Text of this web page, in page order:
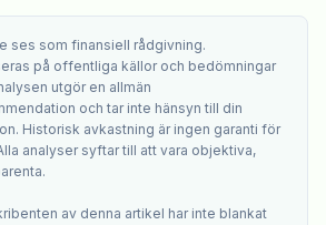
ses som finansiell rådgivning.
på offentliga källor och bedömningar
utgör en allmän
och tar inte hänsyn till din
Historisk avkastning är ingen garanti för
analyser syftar till att vara objektiva,
av denna artikel har inte blankat